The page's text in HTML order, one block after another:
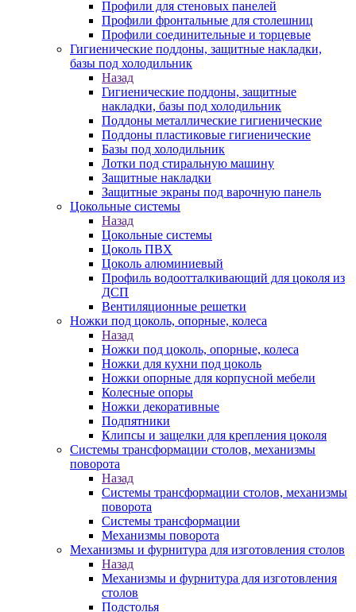
Профили для стеновых панелей
Профили фронтальные для столешниц
Профили соединительные и торцевые
Гигиенические поддоны, защитные накладки,
базы под холодильник
Назад
Гигиенические поддоны, защитные
накладки, базы под холодильник
Поддоны металлические гигиенические
Поддоны пластиковые гигиенические
Базы под холодильник
Лотки под стиральную машину
Защитные накладки
Защитные экраны под варочную панель
Цокольные системы
Назад
Цокольные системы
Цоколь ПВХ
Цоколь алюминиевый
Профиль водоотталкивающий для цоколя из
ДСП
Вентиляционные решетки
Ножки под цоколь, опорные, колеса
Назад
Ножки под цоколь, опорные, колеса
Ножки для кухни под цоколь
Ножки опорные для корпусной мебели
Колесные опоры
Ножки декоративные
Подпятники
Клипсы и защелки для крепления цоколя
Системы трансформации столов, механизмы
поворота
Назад
Системы трансформации столов, механизмы
поворота
Системы трансформации
Механизмы поворота
Механизмы и фурнитура для изготовления столов
Назад
Механизмы и фурнитура для изготовления
столов
Подстолья